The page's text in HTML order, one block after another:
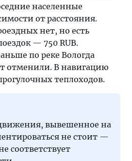
населенные
от расстояния.
нет, но есть
— 750 RUB.
по реке Вологда
отменили. В навигацию
теплоходов.
вывешенное на
не стоит —
соответствует